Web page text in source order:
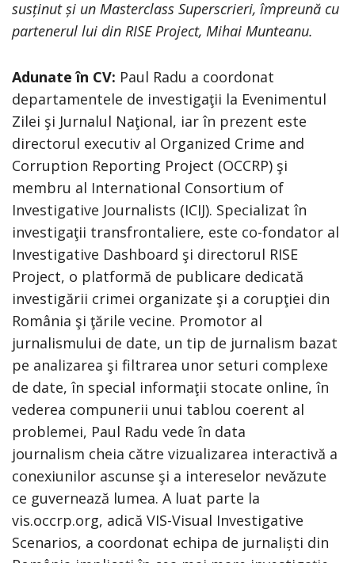
susținut și un Masterclass Superscrieri, împreună cu
partenerul lui din RISE Project, Mihai Munteanu.
Adunate în CV: Paul Radu a coordonat
departamentele de investigaţii la Evenimentul
Zilei şi Jurnalul Naţional, iar în prezent este
directorul executiv al Organized Crime and
Corruption Reporting Project (OCCRP) şi
membru al International Consortium of
Investigative Journalists (ICIJ). Specializat în
investigaţii transfrontaliere, este co-fondator al
Investigative Dashboard şi directorul RISE
Project, o platformă de publicare dedicată
investigării crimei organizate şi a corupţiei din
România şi ţările vecine. Promotor al
jurnalismului de date, un tip de jurnalism bazat
pe analizarea şi filtrarea unor seturi complexe
de date, în special informaţii stocate online, în
vederea compunerii unui tablou coerent al
problemei, Paul Radu vede în data
journalism cheia către vizualizarea interactivă a
conexiunilor ascunse şi a intereselor nevăzute
ce guvernează lumea. A luat parte la
vis.occrp.org, adică VIS-Visual Investigative
Scenarios, a coordonat echipa de jurnaliști din